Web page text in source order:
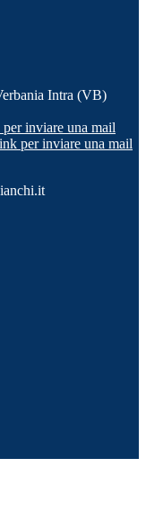
Intra (VB)
inviare una mail
per inviare una mail